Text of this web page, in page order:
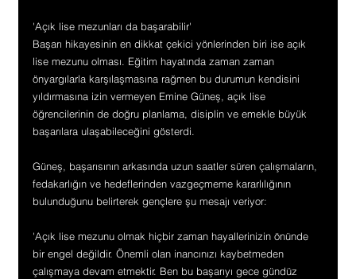
'Açık lise mezunları da başarabilir'
Başarı hikayesinin en dikkat çekici yönlerinden biri ise açık
lise mezunu olması. Eğitim hayatında zaman zaman
önyargılarla karşılaşmasına rağmen bu durumun kendisini
yıldırmasına izin vermeyen Emine Güneş, açık lise
öğrencilerinin de doğru planlama, disiplin ve emekle büyük
başarılara ulaşabileceğini gösterdi.
Güneş, başarısının arkasında uzun saatler süren çalışmaların,
fedakarlığın ve hedeflerinden vazgeçmeme kararlılığının
bulunduğunu belirterek gençlere şu mesajı veriyor:
'Açık lise mezunu olmak hiçbir zaman hayallerinizin önünde
bir engel değildir. Önemli olan inancınızı kaybetmeden
çalışmaya devam etmektir. Ben bu başarıyı gece gündüz